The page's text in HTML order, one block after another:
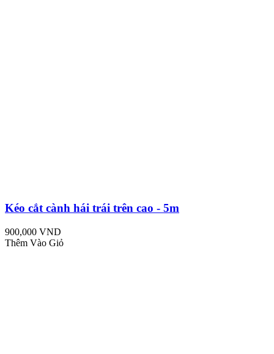
Kéo cắt cành hái trái trên cao - 5m
900,000 VND
Thêm Vào Giỏ